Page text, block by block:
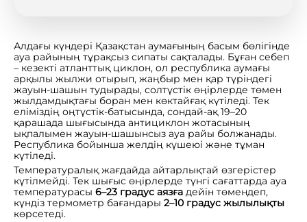
Алдағы күндері Қазақстан аумағының басым бөлігінде
ауа райының тұрақсыз сипаты сақталады. Бұған себеп
– кезекті атланттық циклон, ол республика аумағы
арқылы жылжи отырып, жаңбыр мен қар түріндегі
жауын-шашын тудырады, солтүстік өңірлерде төмен
жылдамдықтағы боран мен көктайғақ күтіледі. Тек
еліміздің оңтүстік-батысында, сондай-ақ 19–20
қарашада шығысында антициклон жотасының
ықпалымен жауын-шашынсыз ауа райы болжанады.
Республика бойынша желдің күшеюі және тұман
күтіледі.
Температуралық жағдайда айтарлықтай өзгерістер
күтілмейді. Тек шығыс өңірлерде түнгі сағаттарда ауа
температурасы 6–23 градус аязға дейін төмендеп,
күндіз термометр бағандары 2–10 градус жылылықты
көрсетеді.